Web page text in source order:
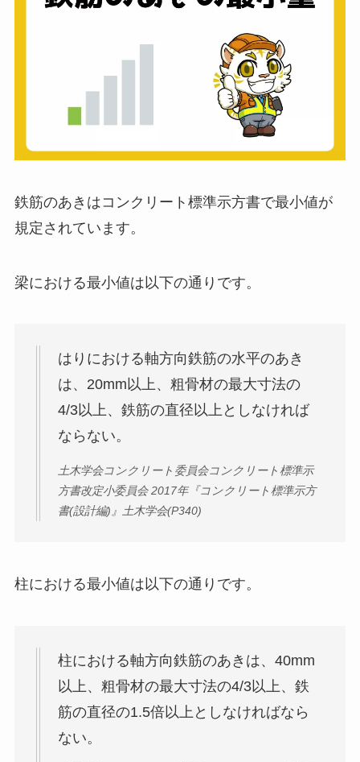
鉄筋のあきはコンクリート標準示方書で最小値が
規定されています。
梁における最小値は以下の通りです。
はりにおける軸方向鉄筋の水平のあき
は、20mm以上、粗骨材の最大寸法の
4/3以上、鉄筋の直径以上としなければ
ならない。
土木学会コンクリート委員会コンクリート標準示
方書改定小委員会 2017年『コンクリート標準示方
書(設計編)』土木学会(P340)
柱における最小値は以下の通りです。
柱における軸方向鉄筋のあきは、40mm
以上、粗骨材の最大寸法の4/3以上、鉄
筋の直径の1.5倍以上としなければなら
ない。